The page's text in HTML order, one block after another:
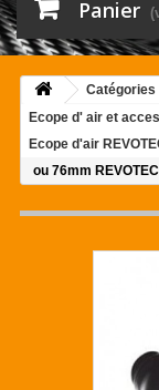
Panier
Catégories
Ecope d' air et
Ecope d'air
ou 76mm REVOTEC